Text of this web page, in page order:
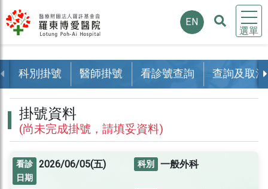
選單
EN
科別掛號 醫師掛號 看診號查詢 查詢及取消
掛號資料
(尚未完成掛號，請填妥資料)
看診
日期
2026/06/05(五) 科別 一般外科